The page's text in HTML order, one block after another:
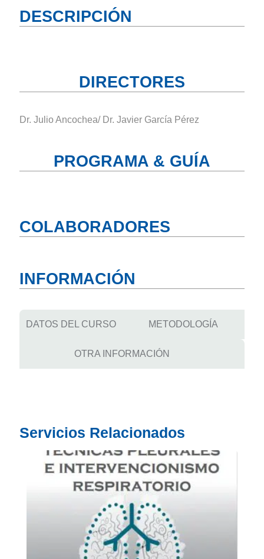
DESCRIPCIÓN
DIRECTORES
Dr. Julio Ancochea/ Dr. Javier García Pérez
PROGRAMA & GUÍA
COLABORADORES
INFORMACIÓN
DATOS DEL CURSO METODOLOGÍA
OTRA INFORMACIÓN
Servicios Relacionados